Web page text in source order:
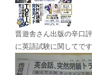
晋遊舎さん出版の辛口
に英語試験に関してです